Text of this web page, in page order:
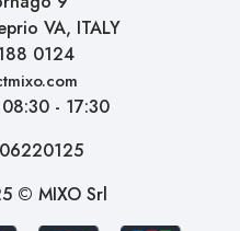
VA, ITALY
0124
- 17:30
© MIXO Srl